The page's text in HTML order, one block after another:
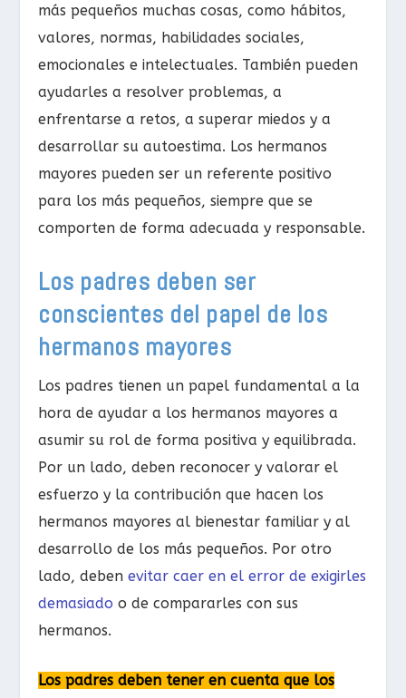
más pequeños muchas cosas, como hábitos,
valores, normas, habilidades sociales,
emocionales e intelectuales. También pueden
ayudarles a resolver problemas, a
enfrentarse a retos, a superar miedos y a
desarrollar su autoestima. Los hermanos
mayores pueden ser un referente positivo
para los más pequeños, siempre que se
comporten de forma adecuada y responsable.
Los padres deben ser
conscientes del papel de los
hermanos mayores
Los padres tienen un papel fundamental a la
hora de ayudar a los hermanos mayores a
asumir su rol de forma positiva y equilibrada.
Por un lado, deben reconocer y valorar el
esfuerzo y la contribución que hacen los
hermanos mayores al bienestar familiar y al
desarrollo de los más pequeños. Por otro
lado, debenevitar caer en el error de exigirles
demasiado o de compararles con sus
hermanos.
Los padres deben tener en cuenta que los